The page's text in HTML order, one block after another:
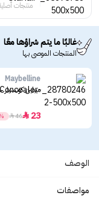
منتجات أصلية
غالبًا ما يتم شراؤها معًا
المنتجات الموصى بها
Maybelline
ميبلين
23

46

الوصف
مواصفات